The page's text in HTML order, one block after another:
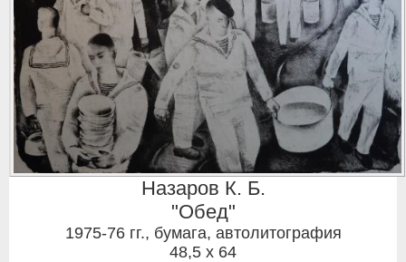
Назаров К. Б.
"Обед"
1975-76 гг., бумага, автолитография
48,5 x 64